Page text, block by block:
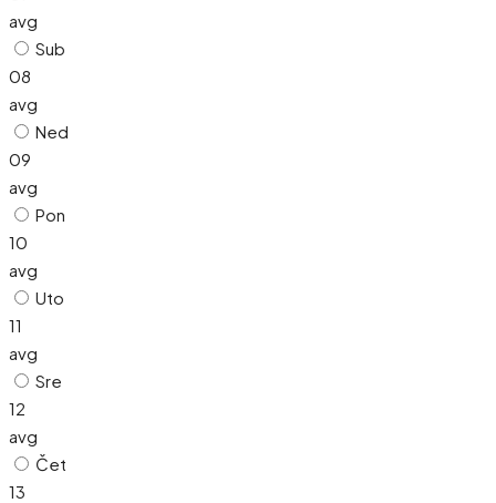
avg
Sub
08
avg
Ned
09
avg
Pon
10
avg
Uto
11
avg
Sre
12
avg
Čet
13